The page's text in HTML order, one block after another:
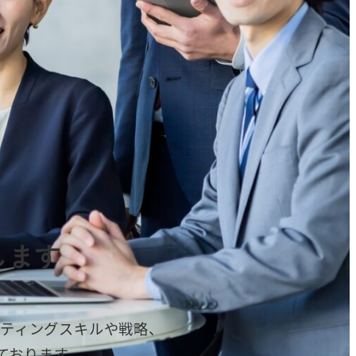
ます
ィングスキルや戦略、